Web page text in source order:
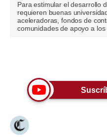
Pregunta de hoy
Blogs
Viajes
Estilos
Para estimular el desarrollo
requieren buenas
aceleradoras, fondos de
comunidades de apoyo a